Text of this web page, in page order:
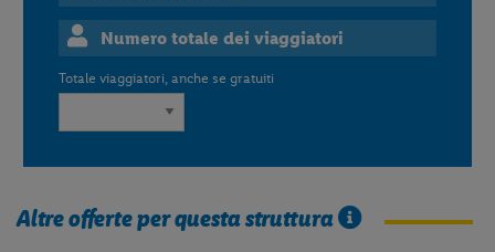
Numero totale dei viaggiatori
Totale viaggiatori, anche se gratuiti
Altre offerte per questa struttura